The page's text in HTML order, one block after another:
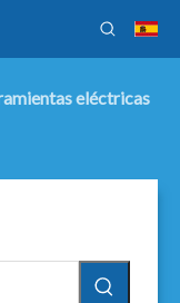
eléctricas